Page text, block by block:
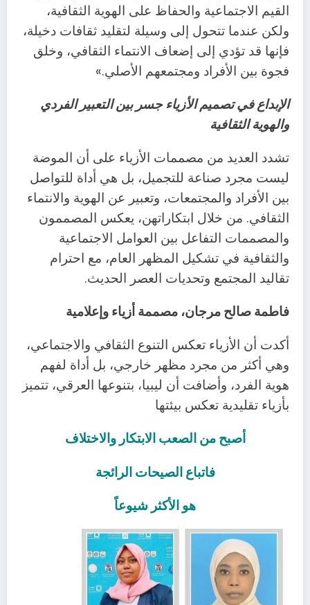
القيم الاجتماعية والحفاظ على الهوية الثقافية،
ولكن عندما تتحول إلى وسيلة لتقليد ثقافات دخيلة،
فإنها قد تؤدي إلى إضعاف الانتماء الثقافي، وخلق
فجوة بين الأفراد ومجتمعهم الأصلي.»
الإبداع في تصميم الأزياء جسر بين التعبير الفردي
والهوية الثقافية
تشدد العديد من مصممات الأزياء على أن الموضة
ليست مجرد صناعة للتجميل، بل هي أداة للتواصل
بين الأفراد والمجتمعات، وتعبير عن الهوية والانتماء
الثقافي. من خلال ابتكاراتهن، يعكس المصممون
والمصممات التفاعل بين العوامل الاجتماعية
والثقافية في تشكيل المظهر العام، مع احترام
تقاليد المجتمع وتحديات العصر الحديث.
فاطمة صالح مرجان، مصممة أزياء وإعلامية
أكدت أن الأزياء تعكس التنوع الثقافي والاجتماعي،
وهي أكثر من مجرد مظهر خارجي، بل أداة لفهم
هوية الفرد، وأضافت أن ليبيا، بتنوعها العرقي، تتميز
بأزياء تقليدية تعكس بيئتها
أصبح من الصعب الابتكار والاختلاف
فاتباع الصيحات الرائجة
هو الأكثر شيوعاً